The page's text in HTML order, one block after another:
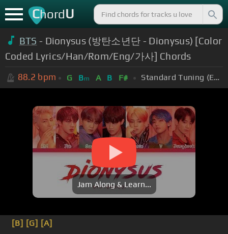
ChordU
BTS - Dionysus (방탄소년단 - Dionysus) [Color
Coded Lyrics/Han/Rom/Eng/가사] Chords
88.2 bpm G Bm A B F# Standard Tuning (EADGBE)
Jam Along & Learn...
[B] [G] [A]